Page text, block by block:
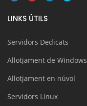
LINKS ÚTILS
Servidors Dedicats
Allotjament de Windows
Allotjament en núvol
Servidors Linux